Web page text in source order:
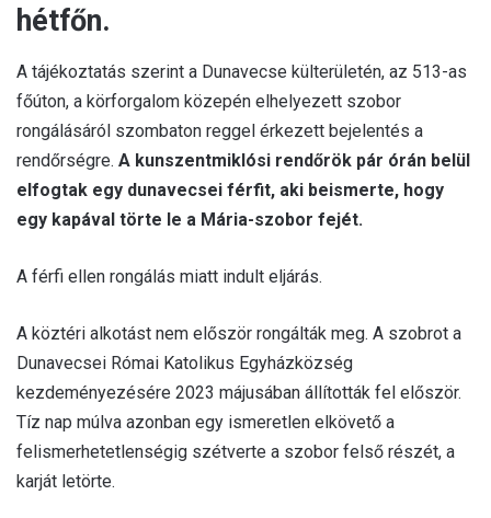
hétfőn.
A tájékoztatás szerint a Dunavecse külterületén, az 513-as
főúton, a körforgalom közepén elhelyezett szobor
rongálásáról szombaton reggel érkezett bejelentés a
rendőrségre. A kunszentmiklósi rendőrök pár órán belül
elfogtak egy dunavecsei férfit, aki beismerte, hogy
egy kapával törte le a Mária-szobor fejét.
A férfi ellen rongálás miatt indult eljárás.
A köztéri alkotást nem először rongálták meg. A szobrot a
Dunavecsei Római Katolikus Egyházközség
kezdeményezésére 2023 májusában állították fel először.
Tíz nap múlva azonban egy ismeretlen elkövető a
felismerhetetlenségig szétverte a szobor felső részét, a
karját letörte.